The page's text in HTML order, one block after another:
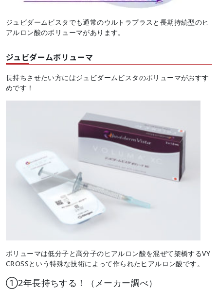
ジュビダームビスタでも通常のウルトラプラスと長期持続型のヒ
アルロン酸のボリューマがあります。
ジュビダームボリューマ
長持ちさせたい方にはジュビダームビスタのボリューマがおすす
めです！
ボリューマは低分子と高分子のヒアルロン酸を混ぜて架橋するVY
CROSSという特殊な技術によって作られたヒアルロン酸です。
①2年長持ちする！（メーカー調べ）